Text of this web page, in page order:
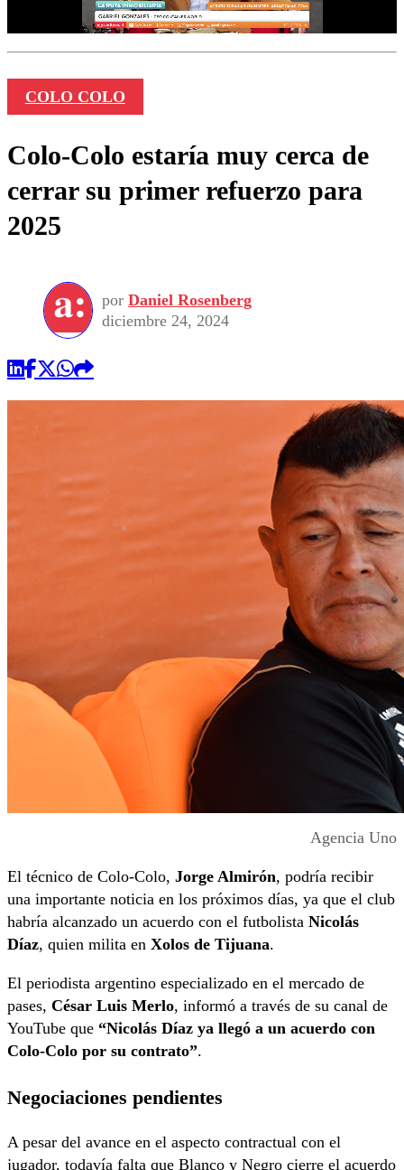
COLO COLO
Colo-Colo estaría muy cerca de
cerrar su primer refuerzo para
2025
por Daniel Rosenberg
diciembre 24, 2024
Agencia Uno
El técnico de Colo-Colo, Jorge Almirón, podría recibir
una importante noticia en los próximos días, ya que el club
habría alcanzado un acuerdo con el futbolista Nicolás
Díaz, quien milita en Xolos de Tijuana.
El periodista argentino especializado en el mercado de
pases, César Luis Merlo, informó a través de su canal de
YouTube que “Nicolás Díaz ya llegó a un acuerdo con
Colo-Colo por su contrato”.
Negociaciones pendientes
A pesar del avance en el aspecto contractual con el
jugador, todavía falta que Blanco y Negro cierre el acuerdo